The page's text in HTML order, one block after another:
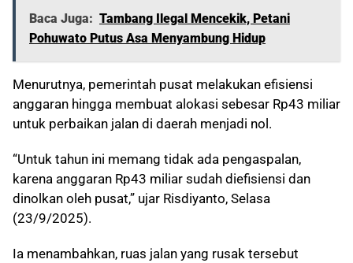
Baca Juga: Tambang Ilegal Mencekik, Petani
Pohuwato Putus Asa Menyambung Hidup
Menurutnya, pemerintah pusat melakukan efisiensi
anggaran hingga membuat alokasi sebesar Rp43 miliar
untuk perbaikan jalan di daerah menjadi nol.
“Untuk tahun ini memang tidak ada pengaspalan,
karena anggaran Rp43 miliar sudah diefisiensi dan
dinolkan oleh pusat,” ujar Risdiyanto, Selasa
(23/9/2025).
Ia menambahkan, ruas jalan yang rusak tersebut